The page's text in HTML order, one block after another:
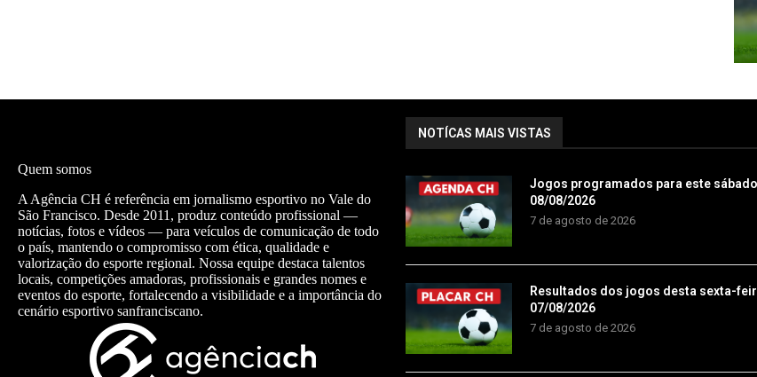
Quem somos
A Agência CH é referência em jornalismo esportivo no Vale do
São Francisco. Desde 2011, produz conteúdo profissional —
notícias, fotos e vídeos — para veículos de comunicação de todo
o país, mantendo o compromisso com ética, qualidade e
valorização do esporte regional. Nossa equipe destaca talentos
locais, competições amadoras, profissionais e grandes nomes e
eventos do esporte, fortalecendo a visibilidade e a importância do
cenário esportivo sanfranciscano.
NOTÍCAS MAIS VISTAS
Jogos programados para este
08/08/2026
7 de agosto de 2026
Resultados dos jogos desta sexta-
07/08/2026
7 de agosto de 2026